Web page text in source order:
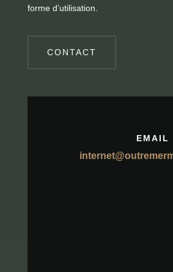
forme d’utilisation.
CONTACT
EMAIL